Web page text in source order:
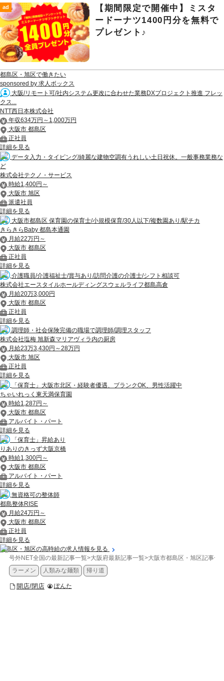
ad
【期間限定で開催中】ミスタ
ードーナツ1400円分を無料で
プレゼント♪
都島区・旭区で働きたい
sponsored by 求人ボックス
大阪/リモート可/社内システム更改に合わせた業務DXプロジェクト推進 フレッ
クス...
NTT西日本株式会社
年収634万円～1,000万円
大阪市 都島区
正社員
詳細を見る
データ入力・タイピング/綺麗な建物空調有うれしい土日祝休。一般事務業務な
ど
株式会社テクノ・サービス
時給1,400円～
大阪市 旭区
派遣社員
詳細を見る
大阪市都島区 保育園の保育士/小規模保育/30人以下/複数園あり/駅チカ
きらきらBaby 都島本通園
月給22万円～
大阪市 都島区
正社員
詳細を見る
介護職員/介護福祉士/賞与あり/訪問介護の介護士/シフト相談可
株式会社エースタイルホールディングスウェルライフ都島高倉
月給20万3,000円
大阪市 都島区
正社員
詳細を見る
調理師・社会保険完備の職場で調理師/調理スタッフ
株式会社塩梅 旭新森マリアヴィラ内の厨房
月給23万3,430円～28万円
大阪市 旭区
正社員
詳細を見る
「保育士」大阪市北区・経験者優遇、ブランクOK、男性活躍中
ちゃいれっく東天満保育園
時給1,287円～
大阪市 都島区
アルバイト・パート
詳細を見る
「保育士」昇給あり
りありのきっず大阪京橋
時給1,300円～
大阪市 都島区
アルバイト・パート
詳細を見る
無資格可の整体師
都島整体RISE
月給24万円～
大阪市 都島区
正社員
詳細を見る
都島区・旭区の高時給の求人情報を見る
号外NET全国の最新記事一覧>大阪府最新記事一覧>大阪市都島区・旭区記事一
ラーメン
人類みな麺類 帰り道
開店/閉店 ぽんた